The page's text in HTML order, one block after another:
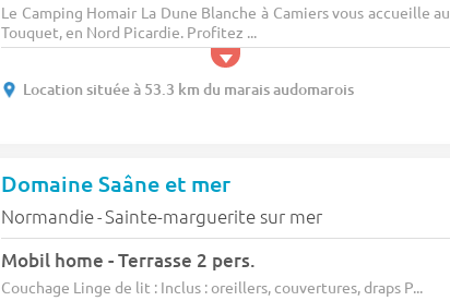
Le Camping Homair La Dune Blanche à Camiers vous accueille au
Touquet, en Nord Picardie. Profitez ...
Location située à 53.3 km du marais audomarois
Domaine Saâne et mer
Normandie-Sainte-marguerite sur mer
Mobil home - Terrasse 2 pers.
Couchage Linge de lit : Inclus : oreillers, couvertures, draps P...